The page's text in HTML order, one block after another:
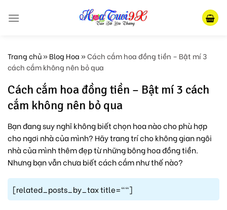
Trang chủ»Blog Hoa»Cách cắm hoa đồng tiền – Bật mí 3
cách cắm không nên bỏ qua
Cách cắm hoa đồng tiền – Bật mí 3 cách
cắm không nên bỏ qua
Bạn đang suy nghĩ không biết chọn hoa nào cho phù hợp
cho ngơi nhà của mình? Hãy trang trí cho không gian ngôi
nhà của mình thêm đẹp từ những bông hoa đồng tiền.
Nhưng bạn vẫn chưa biết cách cắm như thế nào?
[related_posts_by_tax title=""]